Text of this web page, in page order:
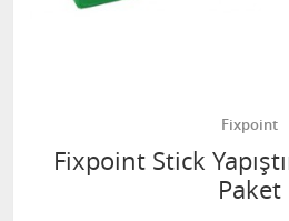
Fixpoint
Fixpoint Stick
Paket